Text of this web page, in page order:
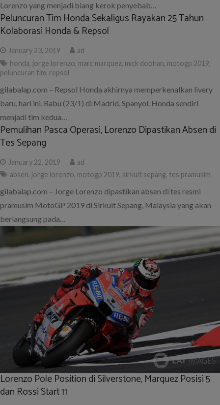
Lorenzo yang menjadi biang kerok penyebab…
Peluncuran Tim Honda Sekaligus Rayakan 25 Tahun
Kolaborasi Honda & Repsol
January 23, 2019
ad
honda, jorge lorenzo, marc marquez, mick doohan, motogp 2019,
peluncuran tim, repsol
gilabalap.com – Repsol Honda akhirnya memperkenalkan livery
baru, hari ini, Rabu (23/1) di Madrid, Spanyol. Honda sendiri
menjadi tim kedua…
Pemulihan Pasca Operasi, Lorenzo Dipastikan Absen di
Tes Sepang
January 22, 2019
ad
absen, jorge lorenzo, motogp 2019, sirkuit sepang, tes pramusim
gilabalap.com – Jorge Lorenzo dipastikan absen di tes resmi
pramusim MotoGP 2019 di Sirkuit Sepang, Malaysia yang akan
berlangsung pada…
Lorenzo Pole Position di Silverstone, Marquez Posisi 5
dan Rossi Start 11